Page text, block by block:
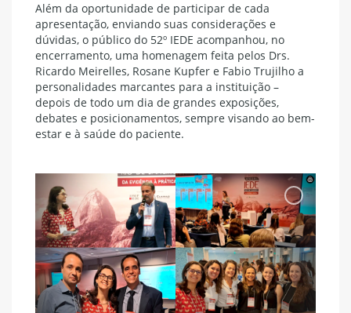
Além da oportunidade de participar de cada
apresentação, enviando suas considerações e
dúvidas, o público do 52º IEDE acompanhou, no
encerramento, uma homenagem feita pelos Drs.
Ricardo Meirelles, Rosane Kupfer e Fabio Trujilho a
personalidades marcantes para a instituição –
depois de todo um dia de grandes exposições,
debates e posicionamentos, sempre visando ao bem-
estar e à saúde do paciente.